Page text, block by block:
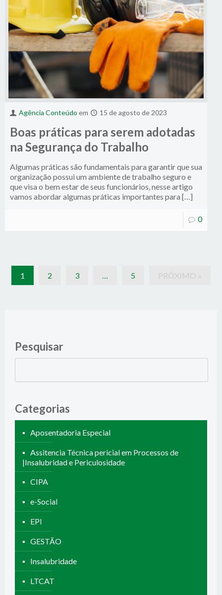
Agência Conteúdo em 15 de agosto de 2023
Boas práticas para serem adotadas
na Segurança do Trabalho
Algumas práticas são fundamentais para garantir que sua
organização possui um ambiente de trabalho seguro e
que visa o bem estar de seus funcionários, nesse artigo
vamos abordar algumas práticas importantes para […]
0
1 2 3 … 5 PRÓXIMO »
Pesquisar
Pesquisar
Categorias
Aposentadoria Especial
Assitencia Técnica pericial em Processos de
|Insalubridad e Periculosidade
CIPA
e-Social
EPI
GESTÃO
Insalubridade
LTCAT